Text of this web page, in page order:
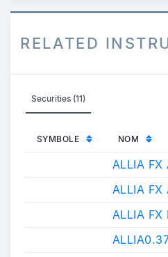
RELATED
Securities (11)
SYMBOLE NOM
ALLIA FX
ALLIA FX
ALLIA FX